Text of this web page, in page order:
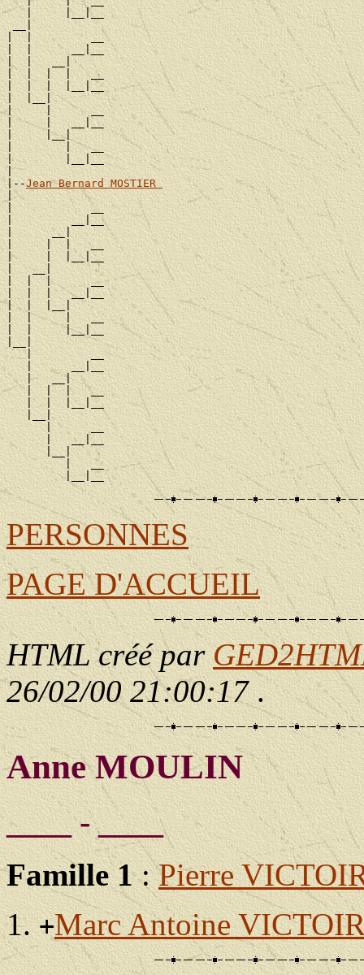
   |     |__|__
__|
|  |         __
|  |      __|__
|  |   __|
|  |  |  |   __
|  |  |  |__|__
|  |__|
|     |      __
|     |   __|__
|     |__|
|        |   __
|        |__|__
|
|--Jean Bernard MOSTIER
|
|            __
|         __|__
|      __|
|     |  |   __
|     |  |__|__
|   __|
|  |  |      __
|  |  |   __|__
|  |  |__|
|  |     |   __
|  |     |__|__
|__|
   |         __
   |      __|__
   |   __|
   |  |  |   __
   |  |  |__|__
   |__|
      |      __
      |   __|__
      |__|
         |   __
PERSONNES
PAGE D'ACCUEIL
HTML créé par
26/02/00 21:00:17.
Anne MOULIN
____ - ____
Famille 1:Pierre
+Marc Antoine